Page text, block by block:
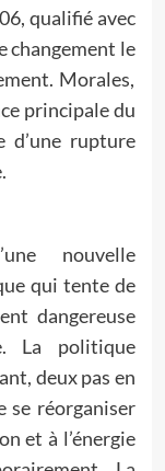
qualifié avec
changement le
Morales,
principale du
d’une rupture
nouvelle
qui tente de
dangereuse
La politique
deux pas en
se réorganiser
et à l’énergie